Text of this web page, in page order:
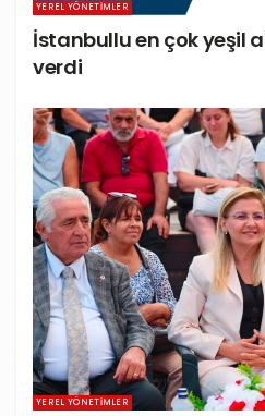
YEREL YÖNETIMLER
İstanbullu en çok yeşil
verdi
YEREL YÖNETIMLER